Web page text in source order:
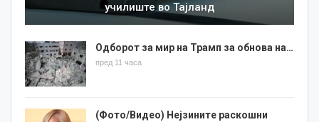
училиште во Тајланд
Одборот за мир на Трамп за обнова на…
пред 11 часа
(Фото/Видео) Нејзините раскошни